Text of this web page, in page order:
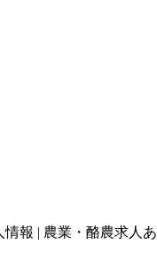
報 | 農業・酪農求人あ